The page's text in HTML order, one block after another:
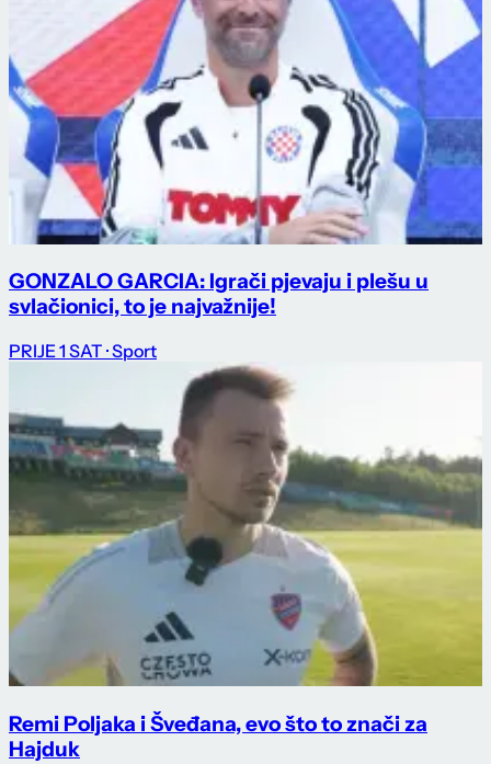
GONZALO GARCIA: Igrači pjevaju i plešu u
svlačionici, to je najvažnije!
PRIJE 1 SAT · Sport
Remi Poljaka i Šveđana, evo što to znači za
Hajduk